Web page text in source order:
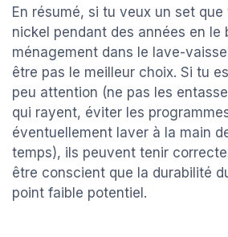
En résumé, si tu veux un set
nickel pendant des années en le
ménagement dans le lave-
être pas le meilleur choix. Si tu
peu attention (ne pas les
qui rayent, éviter les
éventuellement laver à la main
temps), ils peuvent tenir
être conscient que la durabilité
point faible potentiel.